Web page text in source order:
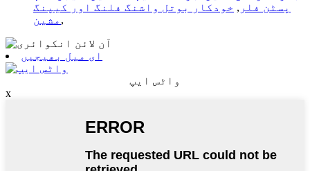
پسٹن فلر , خودکار بوتل واشنگ فلنگ اور کیپنگ
مشین ,
ای میل بھیجیں
واٹس ایپ
x